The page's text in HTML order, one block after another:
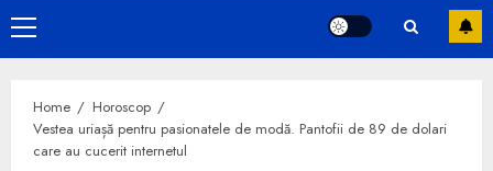
Primary
Menu
Home
Horoscop
Vestea uriașă pentru pasionatele de modă. Pantofii de 89 de dolari
care au cucerit internetul